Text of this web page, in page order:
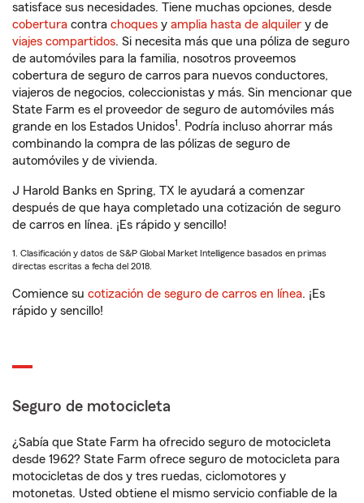
satisface sus necesidades. Tiene muchas opciones, desde
cobertura contra choques y amplia hasta de alquiler y de
viajes compartidos. Si necesita más que una póliza de seguro
de automóviles para la familia, nosotros proveemos
cobertura de seguro de carros para nuevos conductores,
viajeros de negocios, coleccionistas y más. Sin mencionar que
State Farm es el proveedor de seguro de automóviles más
grande en los Estados Unidos1. Podría incluso ahorrar más
combinando la compra de las pólizas de seguro de
automóviles y de vivienda.
J Harold Banks en Spring, TX le ayudará a comenzar
después de que haya completado una cotización de seguro
de carros en línea. ¡Es rápido y sencillo!
1. Clasificación y datos de S&P Global Market Intelligence basados en primas
directas escritas a fecha del 2018.
Comience su cotización de seguro de carros en línea. ¡Es
rápido y sencillo!
Seguro de motocicleta
¿Sabía que State Farm ha ofrecido seguro de motocicleta
desde 1962? State Farm ofrece seguro de motocicleta para
motocicletas de dos y tres ruedas, ciclomotores y
motonetas. Usted obtiene el mismo servicio confiable de la